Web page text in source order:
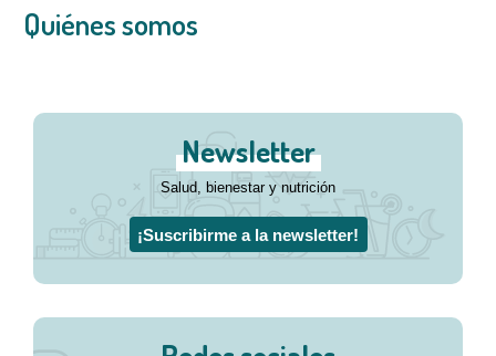
Quiénes somos
Newsletter
Salud, bienestar y nutrición
¡Suscribirme a la newsletter!